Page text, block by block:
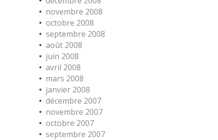
novembre 2008
octobre 2008
septembre 2008
août 2008
juin 2008
avril 2008
mars 2008
janvier 2008
décembre 2007
novembre 2007
octobre 2007
septembre 2007